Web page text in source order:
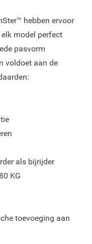
hebben ervoor
model perfect
pasvorm
voldoet aan de
als bijrijder
KG
toevoeging aan